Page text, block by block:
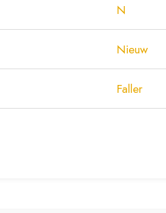
N
Nieuw
Faller